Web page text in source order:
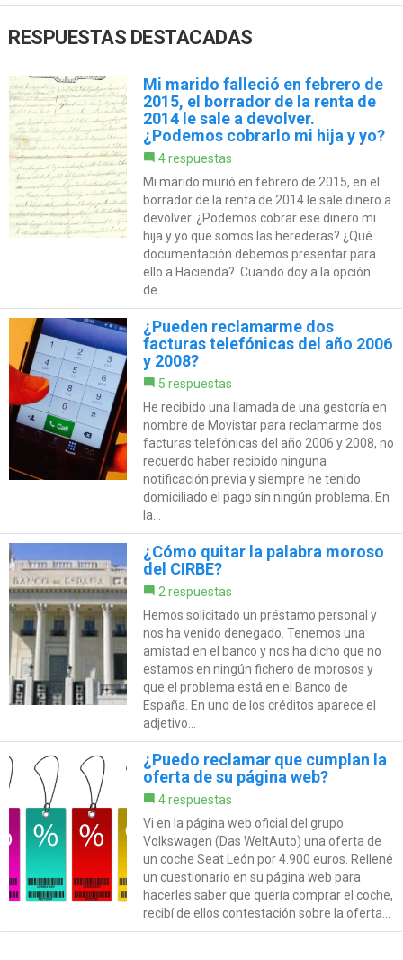
RESPUESTAS DESTACADAS
Mi marido falleció en febrero de
2015, el borrador de la renta de
2014 le sale a devolver.
¿Podemos cobrarlo mi hija y yo?
4 respuestas
Mi marido murió en febrero de 2015, en el
borrador de la renta de 2014 le sale dinero a
devolver. ¿Podemos cobrar ese dinero mi
hija y yo que somos las herederas? ¿Qué
documentación debemos presentar para
ello a Hacienda?. Cuando doy a la opción
de...
¿Pueden reclamarme dos
facturas telefónicas del año 2006
y 2008?
5 respuestas
He recibido una llamada de una gestoría en
nombre de Movistar para reclamarme dos
facturas telefónicas del año 2006 y 2008, no
recuerdo haber recibido ninguna
notificación previa y siempre he tenido
domiciliado el pago sin ningún problema. En
la...
¿Cómo quitar la palabra moroso
del CIRBE?
2 respuestas
Hemos solicitado un préstamo personal y
nos ha venido denegado. Tenemos una
amistad en el banco y nos ha dicho que no
estamos en ningún fichero de morosos y
que el problema está en el Banco de
España. En uno de los créditos aparece el
adjetivo...
¿Puedo reclamar que cumplan la
oferta de su página web?
4 respuestas
Vi en la página web oficial del grupo
Volkswagen (Das WeltAuto) una oferta de
un coche Seat León por 4.900 euros. Rellené
un cuestionario en su página web para
hacerles saber que quería comprar el coche,
recibí de ellos contestación sobre la oferta...